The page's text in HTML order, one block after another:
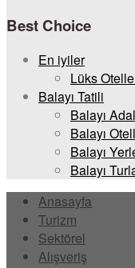
Best Choice
En iyiler
Lüks
Balayı Tatili
Balayı
Balayı
Balayı
Balayı
Anasayfa
Turizm
Sektörel
Alışveriş